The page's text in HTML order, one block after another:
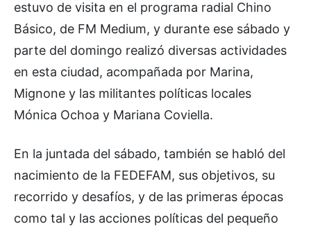
estuvo de visita en el programa radial Chino
Básico, de FM Medium, y durante ese sábado y
parte del domingo realizó diversas actividades
en esta ciudad, acompañada por Marina,
Mignone y las militantes políticas locales
Mónica Ochoa y Mariana Coviella.
En la juntada del sábado, también se habló del
nacimiento de la FEDEFAM, sus objetivos, su
recorrido y desafíos, y de las primeras épocas
como tal y las acciones políticas del pequeño